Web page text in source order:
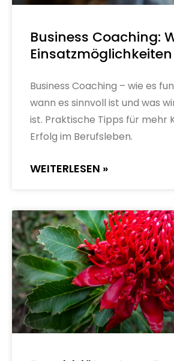
Business Coaching:
Business Coaching – wie es
wann es sinnvoll ist und was
ist. Praktische Tipps für mehr
Erfolg im Berufsleben.
WEITERLESEN »